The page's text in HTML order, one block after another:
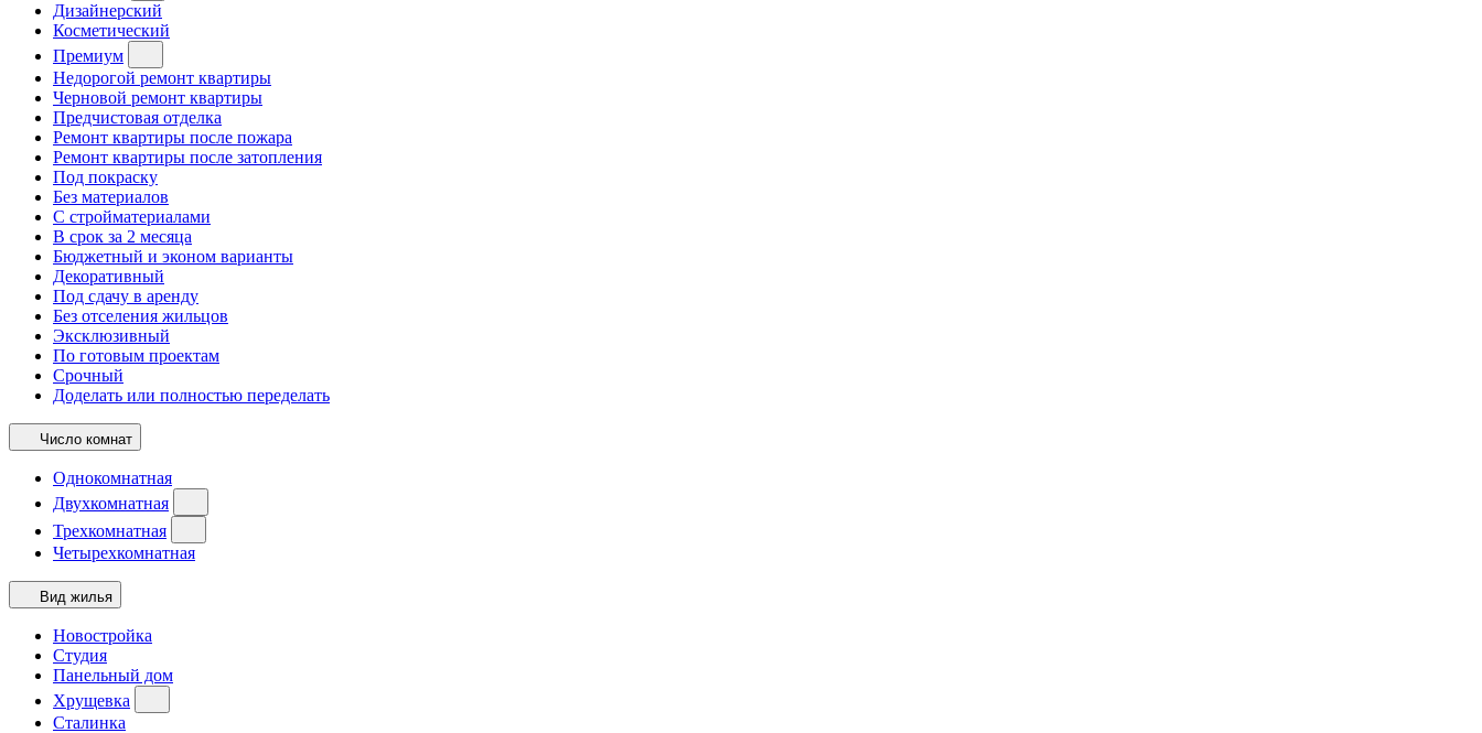
Дизайнерский
Косметический
Премиум
Недорогой ремонт квартиры
Черновой ремонт квартиры
Предчистовая отделка
Ремонт квартиры после пожара
Ремонт квартиры после затопления
Под покраску
Без материалов
С стройматериалами
В срок за 2 месяца
Бюджетный и эконом варианты
Декоративный
Под сдачу в аренду
Без отселения жильцов
Эксклюзивный
По готовым проектам
Срочный
Доделать или полностью переделать
Число комнат
Однокомнатная
Двухкомнатная
Трехкомнатная
Четырехкомнатная
Вид жилья
Новостройка
Студия
Панельный дом
Хрущевка
Сталинка